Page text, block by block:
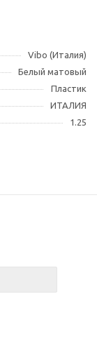
Vibo (Италия)
Белый матовый
Пластик
ИТАЛИЯ
1.25